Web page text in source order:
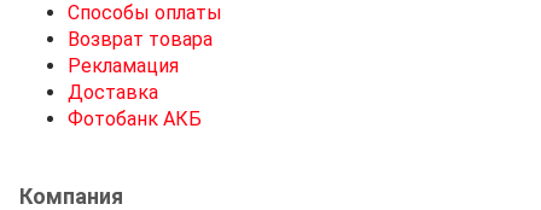
Способы оплаты
Возврат товара
Рекламация
Доставка
Фотобанк АКБ
Компания